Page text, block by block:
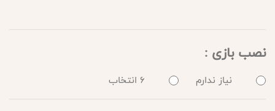
نصب بازی :
نیاز ندارم 6 انتخاب